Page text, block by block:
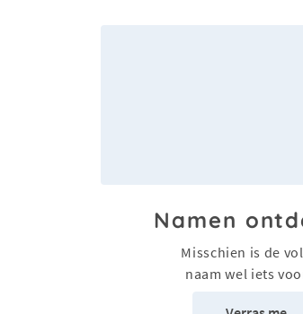
Namen
Misschien is de
naam wel iets